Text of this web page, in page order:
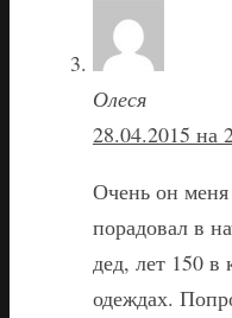
Олеся
28.04.2015 на
Очень он
порадовал в
дед, лет 150 в
одеждах.